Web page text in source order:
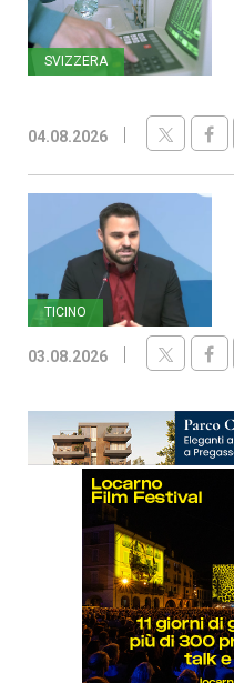
SVIZZERA
04.08.2026
TICINO
03.08.2026